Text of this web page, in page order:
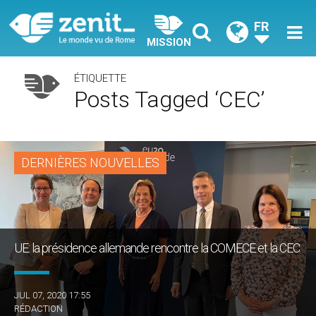
MISSION
FR
ÉTIQUETTE
Posts Tagged ‘CEC’
DERNIÈRES NOUVELLES
UE: la présidence allemande rencontre la COMECE et la CEC
JUL 07, 2020 17:55
RÉDACTION